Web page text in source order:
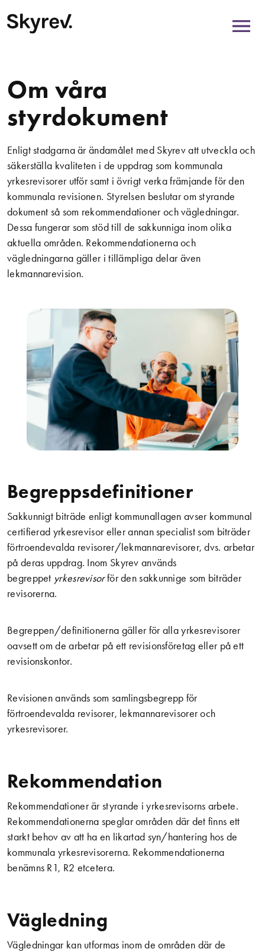
Om våra
styrdokument
Enligt stadgarna är ändamålet med Skyrev att utveckla och
säkerställa kvaliteten i de uppdrag som kommunala
yrkesrevisorer utför samt i övrigt verka främjande för den
kommunala revisionen. Styrelsen beslutar om styrande
dokument så som rekommendationer och vägledningar.
Dessa fungerar som stöd till de sakkunniga inom olika
aktuella områden. Rekommendationerna och
vägledningarna gäller i tillämpliga delar även
lekmannarevision.
Begreppsdefinitioner
Sakkunnigt biträde enligt kommunallagen avser kommunal
certifierad yrkesrevisor eller annan specialist som biträder
förtroendevalda revisorer/lekmannarevisorer, dvs. arbetar
på deras uppdrag. Inom Skyrev används
begreppet yrkesrevisorför den sakkunnige som biträder
revisorerna.
Begreppen/definitionerna gäller för alla yrkesrevisorer
oavsett om de arbetar på ett revisionsföretag eller på ett
revisionskontor.
Revisionen används som samlingsbegrepp för
förtroendevalda revisorer, lekmannarevisorer och
yrkesrevisorer.
Rekommendation
Rekommendationer är styrande i yrkesrevisorns arbete.
Rekommendationerna speglar områden där det finns ett
starkt behov av att ha en likartad syn/hantering hos de
kommunala yrkesrevisorerna. Rekommendationerna
benämns R1, R2 etcetera.
Vägledning
Vägledningar kan utformas inom de områden där de